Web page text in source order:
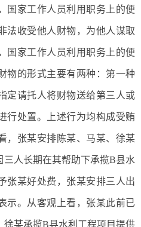
国家工作人员利用职务上的便
法收受他人财物，为他人谋取
国家工作人员利用职务上的便
物的形式主要有两种：第一种
定请托人将财物送给第三人或
行处置。上述行为均构成受贿
，张某安排陈某、马某、徐某
人长期在其帮助下承揽B县水
张某好处费，张某安排三人出
示。从客观上看，张某此前已
某承揽B县水利工程项目提供